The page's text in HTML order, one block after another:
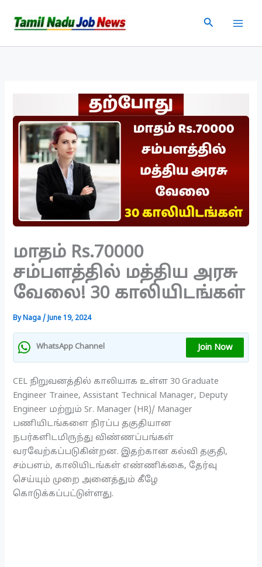
Search
மாதம் Rs.70000
சம்பளத்தில் மத்திய அரசு
வேலை! 30 காலியிடங்கள்
ByNaga/ June 19, 2024
WhatsApp Channel Join Now
CEL நிறுவனத்தில் காலியாக உள்ள 30 Graduate
Engineer Trainee, Assistant Technical Manager, Deputy
Engineer மற்றும் Sr. Manager (HR)/ Manager
பணியிடங்களை நிரப்ப தகுதியான
நபர்களிடமிருந்து விண்ணப்பங்கள்
வரவேற்கப்படுகின்றன. இதற்கான கல்வி தகுதி,
சம்பளம், காலியிடங்கள் எண்ணிக்கை, தேர்வு
செய்யும் முறை அனைத்தும் கீழே
கொடுக்கப்பட்டுள்ளது.